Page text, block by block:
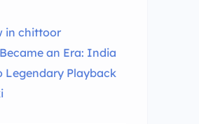
in chittoor
an Era: India
Legendary Playback